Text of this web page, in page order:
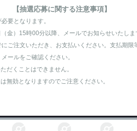
【抽選応募に関する注意事項】
要となります。
金）15時00分以降、メールでお知らせいたしま
ご注文いただき、お支払いください。支払期限
ールをご確認ください。
だくことはできません。
無効となりますのでご注意ください。